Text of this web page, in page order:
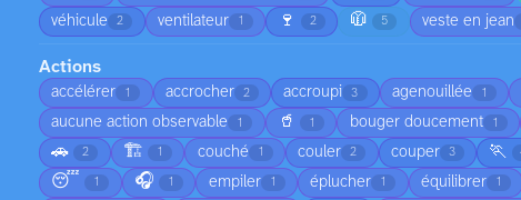
véhicule 2 ventilateur 1 🍷 2 🧥 5 veste en jean
Actions
accélérer 1 accrocher 2 accroupi 3 agenouillée 1
aucune action observable 1 🥤 1 bouger doucement 1
🚗 2 🏗️ 1 couché 1 couler 2 couper 3 🏃
😴 1 🎧 1 empiler 1 éplucher 1 équilibrer 1